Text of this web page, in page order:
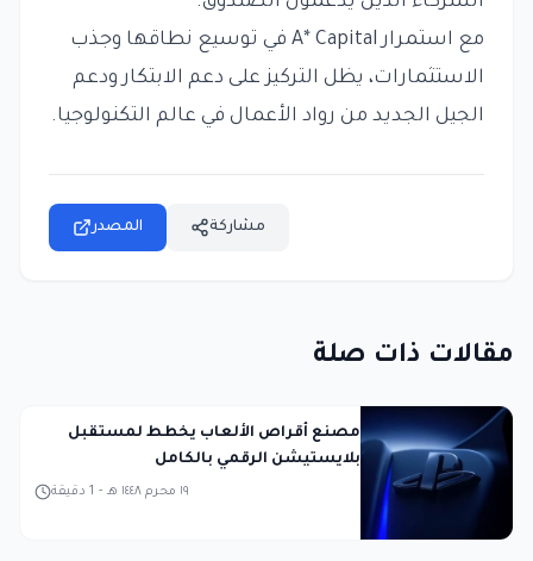
مع استمرار A* Capital في توسيع نطاقها وجذب
الاستثمارات، يظل التركيز على دعم الابتكار ودعم
الجيل الجديد من رواد الأعمال في عالم التكنولوجيا.
المصدر مشاركة
مقالات ذات صلة
مصنع أقراص الألعاب يخطط لمستقبل
بلايستيشن الرقمي بالكامل
1 دقيقة - ١٩ محرم ١٤٤٨ هـ